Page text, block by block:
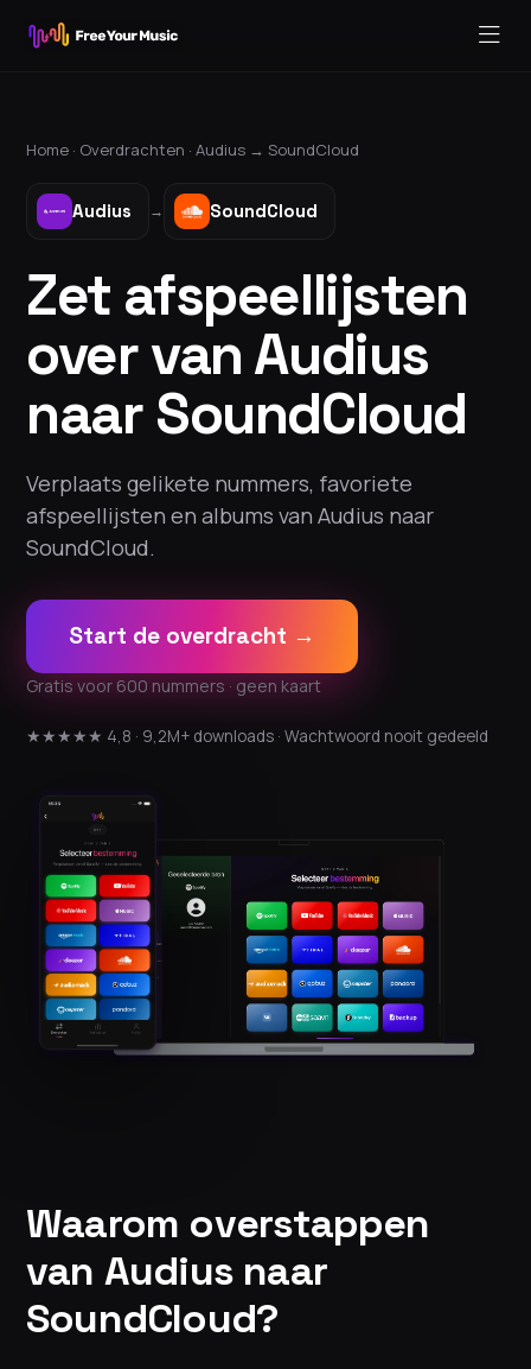
Home · Overdrachten · Audius → SoundCloud
Audius → SoundCloud
Zet afspeellijsten
over van Audius
naar SoundCloud
Verplaats gelikete nummers, favoriete
afspeellijsten en albums van Audius naar
SoundCloud.
Start de overdracht →
Gratis voor 600 nummers · geen kaart
★★★★★ 4,8 · 9,2M+ downloads · Wachtwoord nooit gedeeld
Waarom overstappen
van Audius naar
SoundCloud?